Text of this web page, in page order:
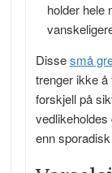
holder hele
Dissesmå
trenger ikke
forskjell på
vedlikeholdes
enn